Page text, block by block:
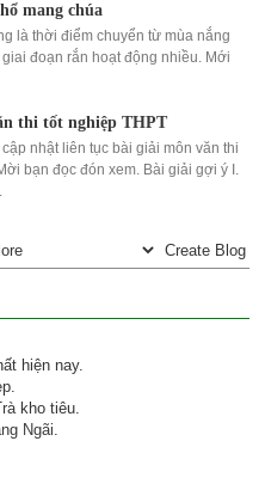
mang chúa
là thời điểm chuyển từ mùa nắng
đoạn rắn hoạt động nhiều. Mới
thi tốt nghiệp THPT
nhật liên tục bài giải môn văn thi
bạn đọc đón xem. Bài giải gợi ý I.
hiện nay.
kho tiêu.
Ngãi